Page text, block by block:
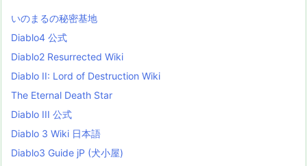
i
s
t
いのまるの秘密基地
Diablo4 公式
Diablo2 Resurrected Wiki
Diablo II: Lord of Destruction Wiki
The Eternal Death Star
Diablo III 公式
Diablo 3 Wiki 日本語
Diablo3 Guide jP (犬小屋)